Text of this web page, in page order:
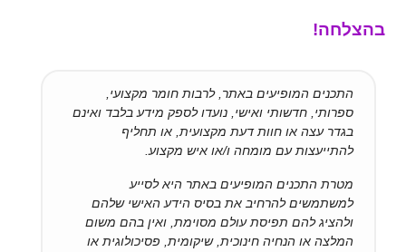
בהצלחה!
התכנים המופיעים באתר, לרבות חומר מקצועי,
ספרותי, חדשותי ואישי, נועדו לספק מידע בלבד ואינם
בגדר עצה או חוות דעת מקצועית, או תחליף
להתייעצות עם מומחה ו/או איש מקצוע.
מטרת התכנים המופיעים באתר היא לסייע
למשתמשים להרחיב את בסיס הידע האישי שלהם
ולהציג להם תפיסת עולם מסוימת, ואין בהם משום
המלצה או הנחיה חינוכית, שיקומית, פסיכולוגית או